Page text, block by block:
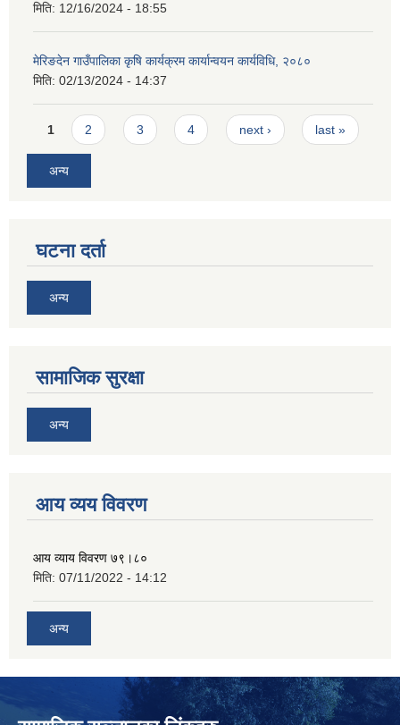
मिति: 12/16/2024 - 18:55
मेरिङदेन गाउँपालिका कृषि कार्यक्रम कार्यान्वयन कार्यविधि, २०८०
मिति: 02/13/2024 - 14:37
Pages
1 2 3 4 next › last »
अन्य
घटना दर्ता
अन्य
सामाजिक सुरक्षा
अन्य
आय व्यय विवरण
आय व्याय विवरण ७९।८०
मिति: 07/11/2022 - 14:12
अन्य